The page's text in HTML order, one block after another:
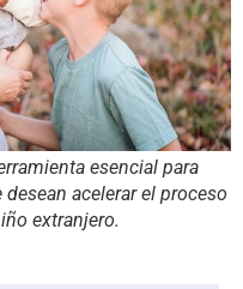
esencial para
acelerar el proceso
extranjero.